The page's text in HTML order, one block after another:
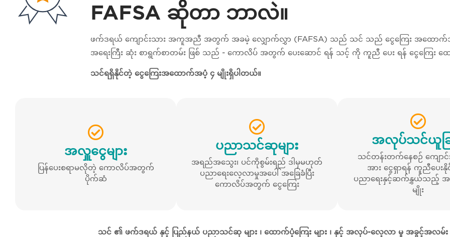
FAFSA ဆိုတာ ဘာလဲ။
ဖက်ဒရယ် ကျောင်းသား အကူအညီ အတွက် အခမဲ့ လျှောက်လွှာ (FAFSA) သည် သင် သည် ငွေကြေး အထော
အရေးကြီး ဆုံး စာရွက်စာတမ်း ဖြစ် သည် - ကောလိပ် အတွက် ပေးဆောင် ရန် သင့် ကို ကူညီ ပေး ရန် ငွေကြေး ထေ
သင်ရရှိနိုင်တဲ့ ငွေကြေးအထောက်အပံ့ ၄ မျိုးရှိပါတယ်။
အလှူငွေများ
ပြန်ပေးစရာမလိုတဲ့ ကောလိပ်အတွက်
ပိုက်ဆံ
ပညာသင်ဆုများ
အရည်အသွေး၊ ပင်ကိုစွမ်းရည် ဒါမှမဟုတ်
ပညာရေးလေ့လာမှုအပေါ် အခြေခံပြီး
ကောလိပ်အတွက် ငွေကြေး
အလုပ်သင်ယူခြ
သင်တန်းတက်နေစဉ် ကျောင်း
အား ငွေရှာရန် ကူညီပေး
ပညာရေးနှင့်ဆက်နွှယ်သည့် အ
မျိုး
သင် ၏ ဖက်ဒရယ် နှင့် ပြည်နယ် ပညာသင်ဆု များ ၊ ထောက်ပံ့ကြေး များ ၊ နှင့် အလုပ်-လေ့လာ မှု အခွင့်အလမ်